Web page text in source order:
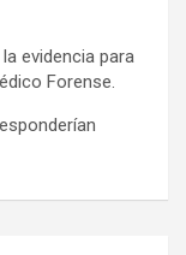
evidencia para
Forense.